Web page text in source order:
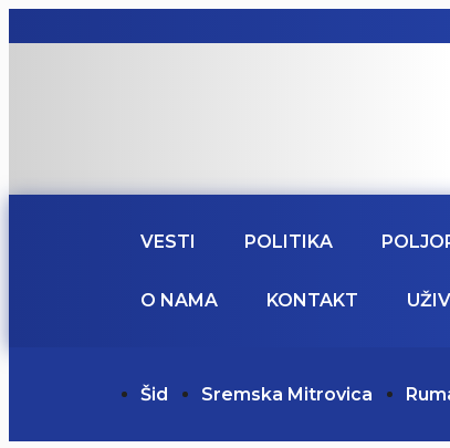
VESTI POLITIKA
O NAMA KONTAKT
Šid Sremska Mitrovica